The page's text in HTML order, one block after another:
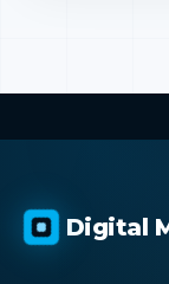
Digital